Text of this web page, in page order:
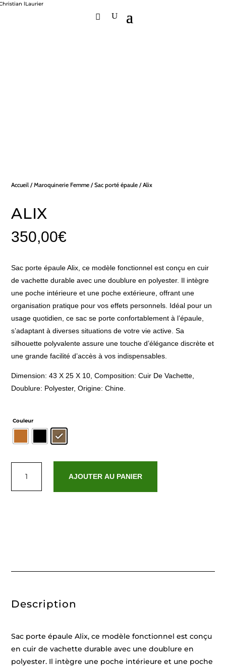
Accueil /Maroquinerie Femme /Sac porté épaule / Alix
ALIX
350,00€
Sac porte épaule Alix, ce modèle fonctionnel est conçu en cuir
de vachette durable avec une doublure en polyester. Il intègre
une poche intérieure et une poche extérieure, offrant une
organisation pratique pour vos effets personnels. Idéal pour un
usage quotidien, ce sac se porte confortablement à l’épaule,
s’adaptant à diverses situations de votre vie active. Sa
silhouette polyvalente assure une touche d’élégance discrète et
une grande facilité d’accès à vos indispensables.
Dimension: 43 X 25 X 10, Composition: Cuir De Vachette,
Doublure: Polyester, Origine: Chine.
Couleur
AJOUTER AU PANIER
Description
Sac porte épaule Alix, ce modèle fonctionnel est conçu
en cuir de vachette durable avec une doublure en
polyester. Il intègre une poche intérieure et une poche